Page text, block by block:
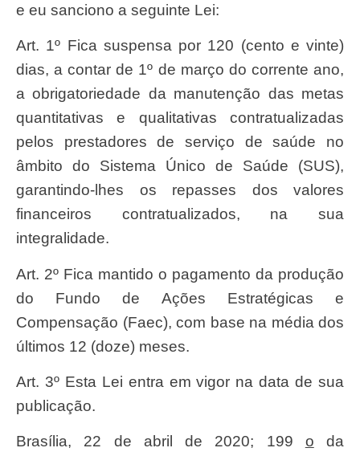
e eu sanciono a seguinte Lei:
Art. 1º Fica suspensa por 120 (cento e vinte)
dias, a contar de 1º de março do corrente ano,
a obrigatoriedade da manutenção das metas
quantitativas e qualitativas contratualizadas
pelos prestadores de serviço de saúde no
âmbito do Sistema Único de Saúde (SUS),
garantindo-lhes os repasses dos valores
financeiros contratualizados, na sua
integralidade.
Art. 2º Fica mantido o pagamento da produção
do Fundo de Ações Estratégicas e
Compensação (Faec), com base na média dos
últimos 12 (doze) meses.
Art. 3º Esta Lei entra em vigor na data de sua
publicação.
Brasília, 22 de abril de 2020; 199 o da